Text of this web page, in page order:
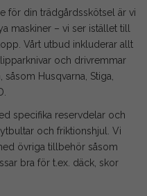
för din trädgårdsskötsel är vi
maskiner – vi ser istället till
Vårt utbud inkluderar allt
och drivremmar
Husqvarna, Stiga,
specifika reservdelar och
och friktionshjul. Vi
övriga tillbehör såsom
bra för t.ex. däck, skor